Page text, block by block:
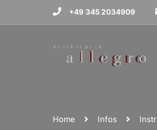
+49 345 2034909
Home Infos